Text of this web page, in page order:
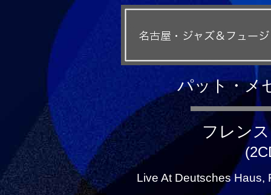
パット・メ
フレン
Live At Deutsches Haus,